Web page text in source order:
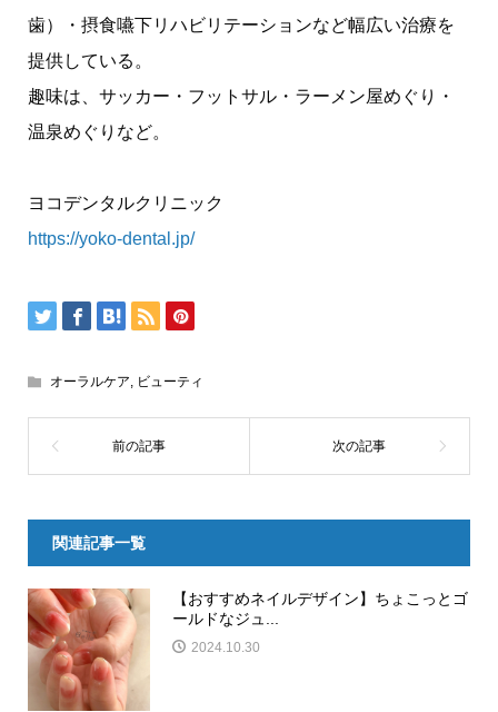
歯）・摂食嚥下リハビリテーションなど幅広い治療を
提供している。
趣味は、サッカー・フットサル・ラーメン屋めぐり・
温泉めぐりなど。
ヨコデンタルクリニック
https://yoko-dental.jp/
オーラルケア ビューティ
関連記事一覧
【おすすめネイルデザイン】ちょこっとゴ
ールドなジュ...
2024.10.30